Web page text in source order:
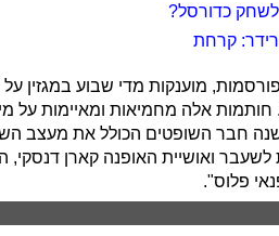
לשחק כדורסל?
קרחת
מוענקות מדי שבוע במגזין
חותמות אלה מחמיאות ומאיימות על
חבר השופטים הכולל את מעצב
לשעבר ואושיית האופנה קארן דנסקי,
פלוס".